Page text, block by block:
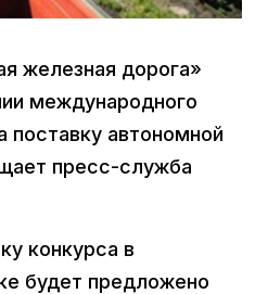
железная дорога»
международного
поставку автономной
пресс-служба
конкурса в
будет предложено